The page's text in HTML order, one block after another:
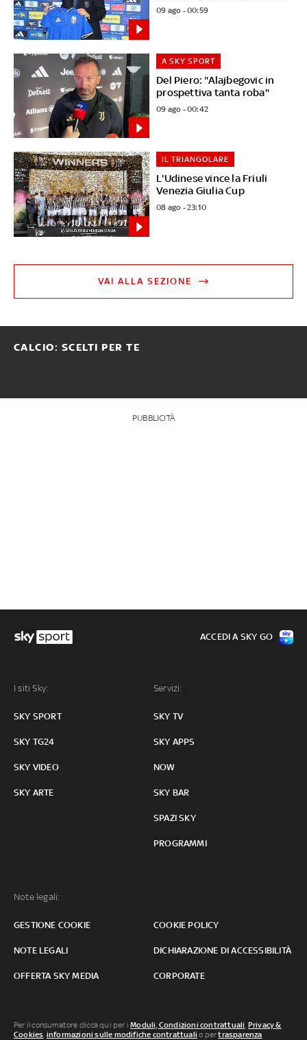
09 ago - 00:59
Del Piero: "Alajbegovic in
prospettiva tanta roba"
A SKY SPORT
09 ago - 00:42
L'Udinese vince la Friuli
Venezia Giulia Cup
IL TRIANGOLARE
08 ago - 23:10
VAI ALLA SEZIONE
CALCIO: SCELTI PER TE
PUBBLICITÀ
I siti Sky:
SKY SPORT
SKY TG24
SKY VIDEO
SKY ARTE
Servizi:
SKY TV
SKY APPS
NOW
SKY BAR
SPAZI SKY
PROGRAMMI
Note legali:
GESTIONE COOKIE COOKIE POLICY
NOTE LEGALI DICHIARAZIONE DI ACCESSIBILITÀ
OFFERTA SKY MEDIA CORPORATE
ACCEDI A SKY GO
Per il consumatore clicca qui per iModuli, Condizioni contrattuali, Privacy &
Cookies, informazioni sulle modifiche contrattuali o pertrasparenza